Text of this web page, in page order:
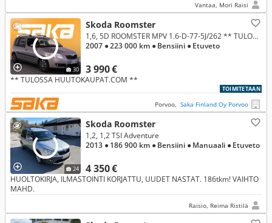
Vantaa, Mori Raisi
30
Skoda Roomster
3 990 €
1,6, 5D ROOMSTER MPV 1.6-D-77-5J/262 ** TULOSSA HUUTOKAUPAT.COM **
2007 ● 223 000 km ● Bensiini ● Etuveto
** TULOSSA HUUTOKAUPAT.COM **
TOIMITETAAN
Porvoo, Saka Finland Oy Porvoo
24
Skoda Roomster
4 350 €
1,2, 1,2 TSI Adventure
2013 ● 186 900 km ● Bensiini ● Manuaali ● Etuveto
HUOLTOKIRJA, ILMASTOINTI KORJATTU, UUDET NASTAT. 186tkm! VAIHTO
MAHD.
Raisio, Reima Ristilä